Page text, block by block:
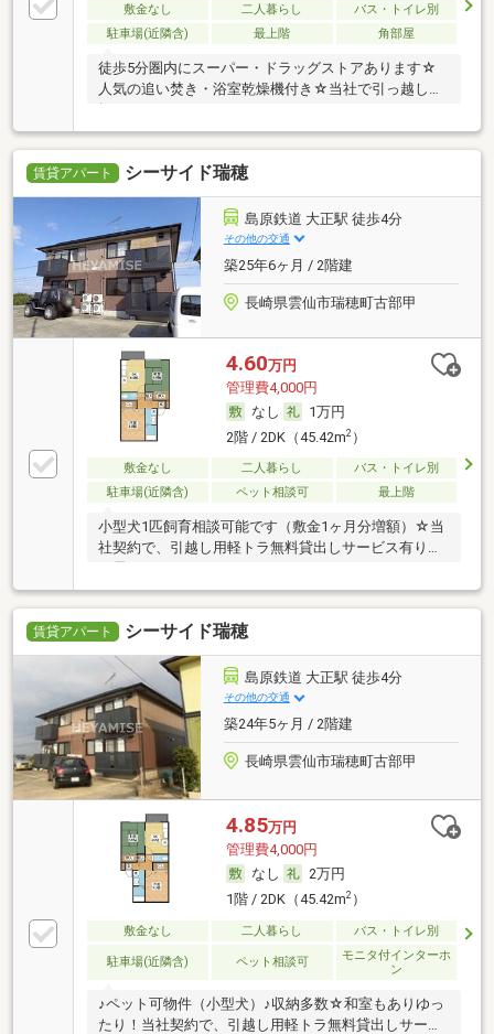
敷金なし 二人暮らし
バス・トイレ別
駐車場(近隣含)
最上階 角部屋
徒歩5分圏内にスーパー・ドラッグストアあります☆
人気の追い焚き・浴室乾燥機付き☆当社で引っ越し用
賃貸アパート シーサイド瑞穂
島原鉄道 大正駅 徒歩4分
その他の交通
築25年6ヶ月 / 2階建
長崎県雲仙市瑞穂町古部甲
4.60万円
管理費4,000円
なし
1万円
2階 / 2DK（45.42m2）
敷金なし 二人暮らし
バス・トイレ別
駐車場(近隣含)
ペット相談可 最上階
小型犬1匹飼育相談可能です（敷金1ヶ月分増額）☆当
社契約で、引越し用軽トラ無料貸出しサービス有り
賃貸アパート シーサイド瑞穂
島原鉄道 大正駅 徒歩4分
その他の交通
築24年5ヶ月 / 2階建
長崎県雲仙市瑞穂町古部甲
4.85万円
管理費4,000円
なし
2万円
1階 / 2DK（45.42m2）
敷金なし 二人暮らし バス・トイレ別
駐車場(近隣含) ペット相談可
モニタ付インターホ
ン
♪ペット可物件（小型犬）♪収納多数☆和室もありゆっ
たり！当社契約で、引越し用軽トラ無料貸出しサービ